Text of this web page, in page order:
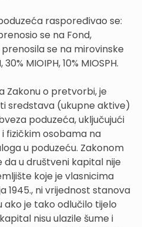
raspoređivao se:
se na Fond,
se na mirovinske
MIOIPH, 10% MIOSPH.
Zakonu o pretvorbi, je
sredstava (ukupne aktive)
poduzeća, uključujući
fizičkim osobama na
u poduzeću. Zakonom
u društveni kapital nije
koje je vlasnicima
1945., ni vrijednost stanova
je tako odlučilo tijelo
nisu ulazile šume i